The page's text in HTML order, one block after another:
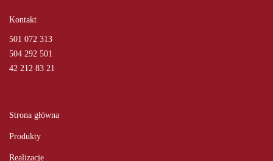
Kontakt
501 072 313
504 292 501
42 212 83 21
Strona główna
Produkty
Realizacje